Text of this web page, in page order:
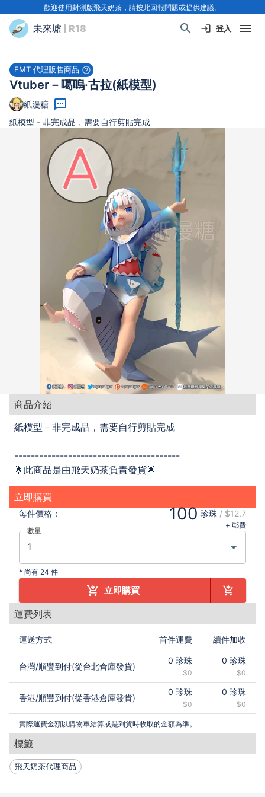
歡迎使用封測版飛天奶茶，請按此回報問題或提供建議。
未來墟 | R18 登入
FMT 代理販售商品
Vtuber－噶嗚·古拉(紙模型)
紙漫糖
紙模型－非完成品，需要自行剪貼完成
商品介紹
紙模型－非完成品，需要自行剪貼完成
----------------------------------------
🌟此商品是由飛天奶茶負責發貨🌟
立即購買
每件價格： 100 珍珠 / $12.7
+ 郵費
數量
* 尚有 24 件
立即購買
運費列表
運送方式 首件運費 續件加收
台灣/順豐到付(從台北倉庫發貨)
0 珍珠
$0
0 珍珠
$0
香港/順豐到付(從香港倉庫發貨)
0 珍珠
$0
0 珍珠
$0
實際運費金額以購物車結算或是到貨時收取的金額為準。
標籤
飛天奶茶代理商品